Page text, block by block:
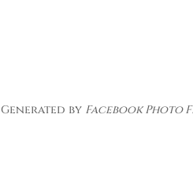
Generated by Facebook Photo